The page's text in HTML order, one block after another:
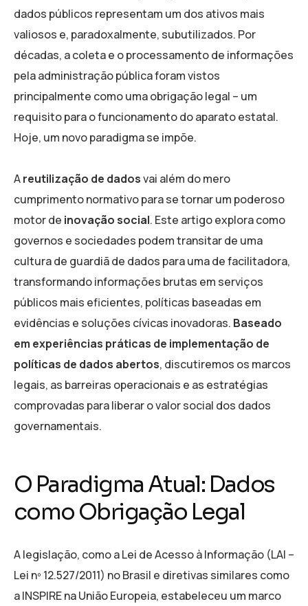
dados públicos representam um dos ativos mais
valiosos e, paradoxalmente, subutilizados. Por
décadas, a coleta e o processamento de informações
pela administração pública foram vistos
principalmente como uma obrigação legal – um
requisito para o funcionamento do aparato estatal.
Hoje, um novo paradigma se impõe.
Areutilização de dadosvai além do mero
cumprimento normativo para se tornar um poderoso
motor de inovação social. Este artigo explora como
governos e sociedades podem transitar de uma
cultura de guardiã de dados para uma de facilitadora,
transformando informações brutas em serviços
públicos mais eficientes, políticas baseadas em
evidências e soluções cívicas inovadoras. Baseado
em experiências práticas de implementação de
políticas de dados abertos, discutiremos os marcos
legais, as barreiras operacionais e as estratégias
comprovadas para liberar o valor social dos dados
governamentais.
O Paradigma Atual: Dados
como Obrigação Legal
A legislação, como a Lei de Acesso à Informação (LAI –
Lei nº 12.527/2011) no Brasil e diretivas similares como
a INSPIRE na União Europeia, estabeleceu um marco